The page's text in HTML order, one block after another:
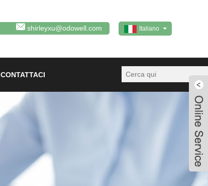
Italiano
shirleyxu@odowell.com
CONTATTACI